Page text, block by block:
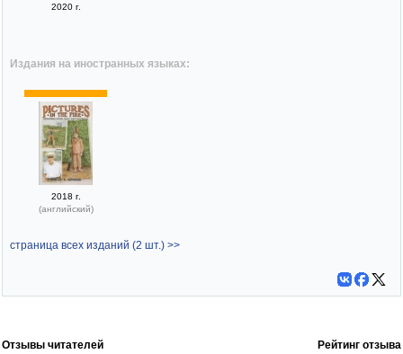
2020 г.
Издания на иностранных языках:
2018 г.
(английский)
страница всех изданий (2 шт.) >>
Отзывы читателей Рейтинг отзыва